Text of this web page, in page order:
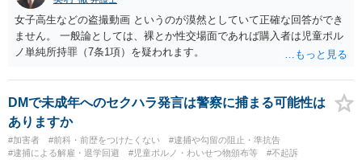
女子高生などの盗撮動画 というのが漠然としていて正確な回答ができ
ません。 一般論としては、裸とか性交場面であれば購入者は児童ポル
ノ単純所持罪（7条1項）を疑われます。
DMで未成年へのセクハラ発言は警察に捕まる可能性は
ありますか
#加害者 #前科・前歴をつけたくない
#逮捕や勾留の阻止・準抗告
#逮捕による解雇・退学回避
#児童ポルノ・わいせつ物頒布等 #不起訴